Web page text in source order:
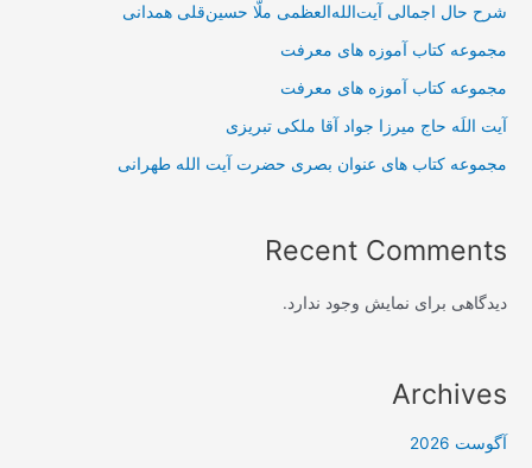
شرح حال اجمالی آیت‌الله‌العظمی ملّا حسین‌قلی همدانی
مجموعه کتاب آموزه های معرفت
مجموعه کتاب آموزه های معرفت
آیت اللَه حاج میرزا جواد آقا ملکی تبریزی
مجموعه کتاب های عنوان بصری حضرت آیت الله طهرانی
Recent Comments
دیدگاهی برای نمایش وجود ندارد.
Archives
آگوست 2026